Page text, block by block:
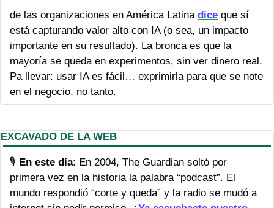
de las organizaciones en América Latina dice que sí
está capturando valor alto con IA (o sea, un impacto
importante en su resultado). La bronca es que la
mayoría se queda en experimentos, sin ver dinero real.
Pa llevar: usar IA es fácil… exprimirla para que se note
en el negocio, no tanto.
EXCAVADO DE LA WEB
🎙️ En este día: En 2004, The Guardian soltó por
primera vez en la historia la palabra “podcast”. El
mundo respondió “corte y queda” y la radio se mudó a